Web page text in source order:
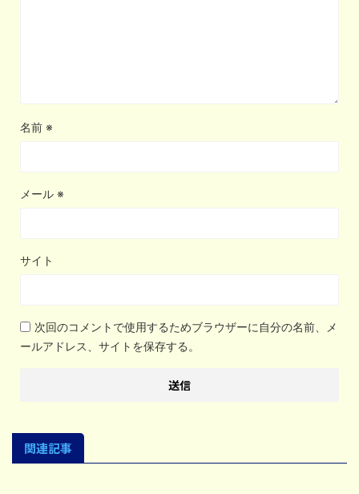
名前 ※
メール ※
サイト
次回のコメントで使用するためブラウザーに自分の名前、メ
ールアドレス、サイトを保存する。
関連記事